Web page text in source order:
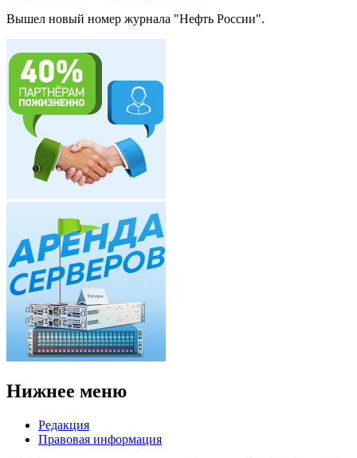
Вышел новый номер журнала "Нефть России".
Нижнее меню
Редакция
Правовая информация